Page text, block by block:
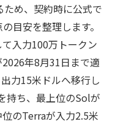
ため、契約時に公式で
目安を整理します。
入力100万トークン
年8月31日まで適
力15米ドルへ移行し
持ち、最上位のSolが
のTerraが入力2.5米